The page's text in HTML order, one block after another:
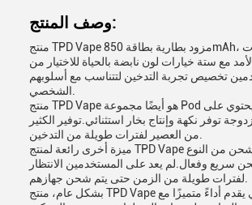
وصف المنتج:
منتج TPD Vape مزود بطارية بطاقة 850mAh، توفر جلسات
مع ستة خيارات لون نابضة بالحياة للاختيار من
تخصيص تجربة التدخين لتتناسب مع أسلوبهم
منتج TPD Vape هو أيضًا مجموعة Pod قابل للتعبئة ، يحتوي على
توفر نكهة وإنتاج بخار استثنائي.توفير الكثير
ميزة أخرى رائعة لمنتج TPD Vape هي منفذ الشحن من النوع C ،
سريع وفعال.لم يعد على المستخدمين الانتظار
بشكل عام، منتج TPD Vape هو جهاز استثنائي يقدم أداءً متميزًا مع